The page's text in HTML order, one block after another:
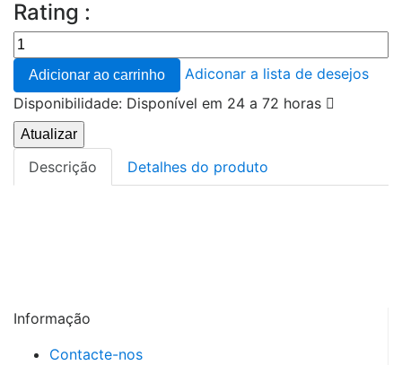
Rating :
Adicionar ao carrinho
Adiconar a lista de desejos
Disponibilidade: Disponível em 24 a 72 horas
Descrição Detalhes do produto
Informação
Contacte-nos